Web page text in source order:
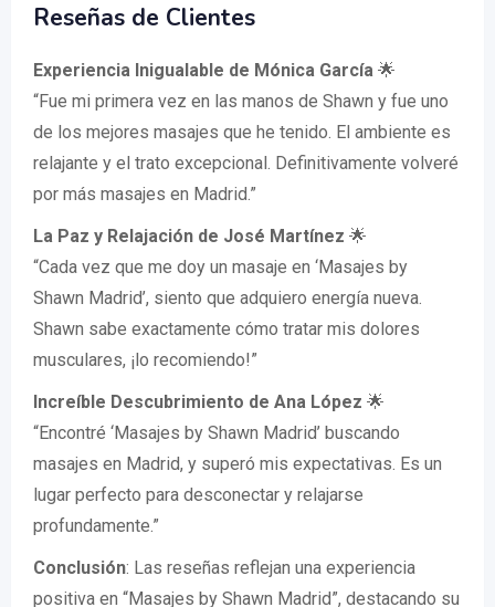
Reseñas de Clientes
Experiencia Inigualable de Mónica García 🌟
“Fue mi primera vez en las manos de Shawn y fue uno
de los mejores masajes que he tenido. El ambiente es
relajante y el trato excepcional. Definitivamente volveré
por más masajes en Madrid.”
La Paz y Relajación de José Martínez 🌟
“Cada vez que me doy un masaje en ‘Masajes by
Shawn Madrid’, siento que adquiero energía nueva.
Shawn sabe exactamente cómo tratar mis dolores
musculares, ¡lo recomiendo!”
Increíble Descubrimiento de Ana López 🌟
“Encontré ‘Masajes by Shawn Madrid’ buscando
masajes en Madrid, y superó mis expectativas. Es un
lugar perfecto para desconectar y relajarse
profundamente.”
Conclusión: Las reseñas reflejan una experiencia
positiva en “Masajes by Shawn Madrid”, destacando su